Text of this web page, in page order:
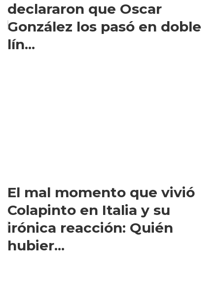
declararon que Oscar
González los pasó en doble
lín...
El mal momento que vivió
Colapinto en Italia y su
irónica reacción: Quién
hubier...